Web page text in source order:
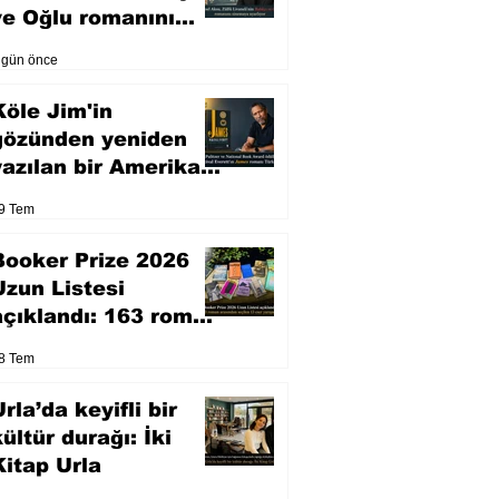
Oğlu romanını
önce
Jim'in
yeniden
bir Amerikan
Tem
Prize 2026
Listesi
163 roman
Tem
keyifli bir
durağı: İki
Urla